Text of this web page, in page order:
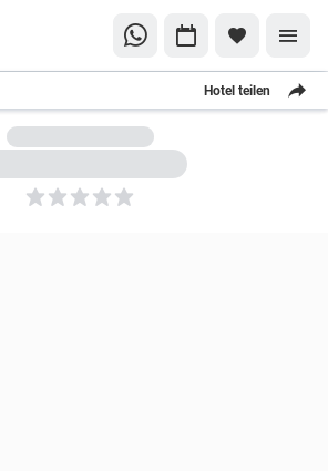
Hotel teilen
5